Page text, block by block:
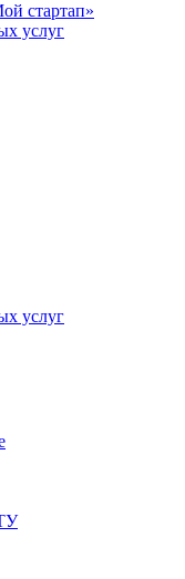
стартап»
услуг
услуг